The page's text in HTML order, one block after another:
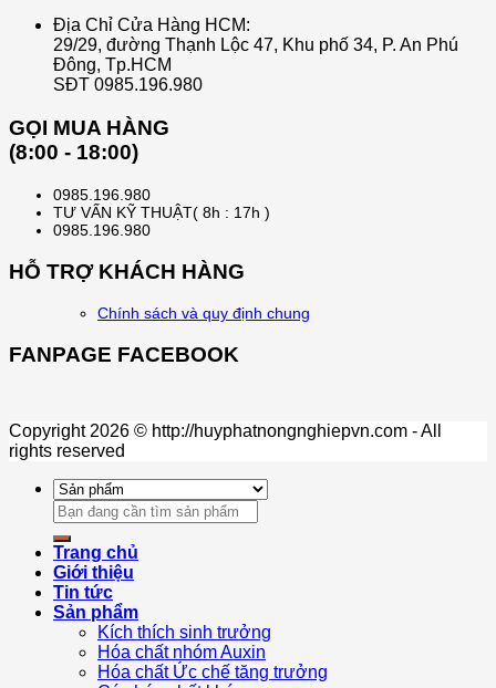
Địa Chỉ Cửa Hàng HCM:
29/29, đường Thạnh Lộc 47, Khu phố 34, P. An Phú
Đông, Tp.HCM
SĐT 0985.196.980
GỌI MUA HÀNG
(8:00 - 18:00)
0985.196.980
TƯ VẤN KỸ THUẬT( 8h : 17h )
0985.196.980
HỖ TRỢ KHÁCH HÀNG
Chính sách và quy định chung
FANPAGE FACEBOOK
Copyright 2026 © http://huyphatnongnghiepvn.com - All
rights reserved
Search
for:
Trang chủ
Giới thiệu
Tin tức
Sản phẩm
Kích thích sinh trưởng
Hóa chất nhóm Auxin
Hóa chất Ức chế tăng trưởng